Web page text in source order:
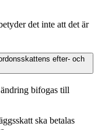
det inte att det är
efter- och
bifogas till
ska betalas